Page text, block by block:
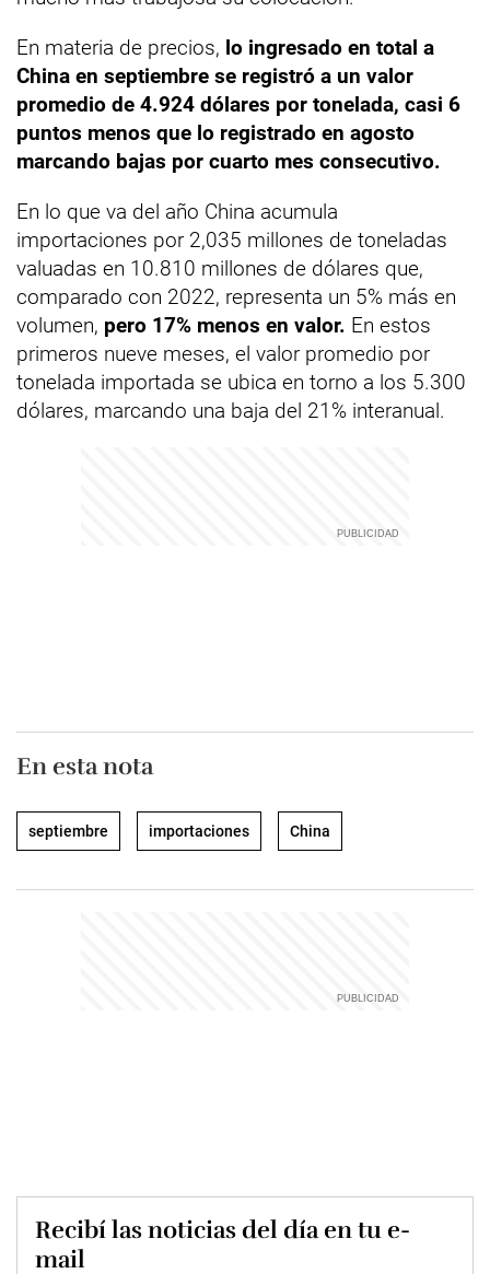
En materia de precios, lo ingresado en total a
China en septiembre se registró a un valor
promedio de 4.924 dólares por tonelada, casi 6
puntos menos que lo registrado en agosto
marcando bajas por cuarto mes consecutivo.
En lo que va del año China acumula
importaciones por 2,035 millones de toneladas
valuadas en 10.810 millones de dólares que,
comparado con 2022, representa un 5% más en
volumen, pero 17% menos en valor. En estos
primeros nueve meses, el valor promedio por
tonelada importada se ubica en torno a los 5.300
dólares, marcando una baja del 21% interanual.
En esta nota
septiembre importaciones China
Recibí las noticias del día en tu e-
mail